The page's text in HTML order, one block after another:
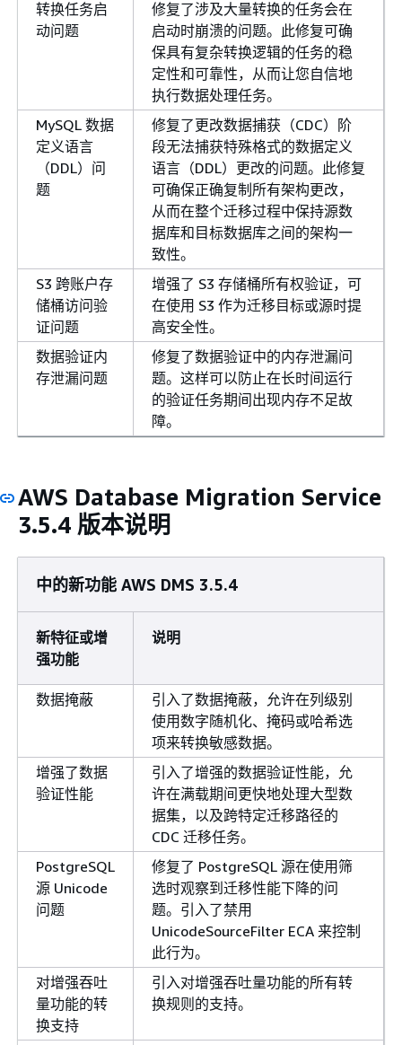
转换任务启
动问题
修复了涉及大量转换的任务会在
启动时崩溃的问题。此修复可确
保具有复杂转换逻辑的任务的稳
定性和可靠性，从而让您自信地
执行数据处理任务。
MySQL 数据
定义语言
（DDL）问
题
修复了更改数据捕获（CDC）阶
段无法捕获特殊格式的数据定义
语言（DDL）更改的问题。此修复
可确保正确复制所有架构更改，
从而在整个迁移过程中保持源数
据库和目标数据库之间的架构一
致性。
S3 跨账户存
储桶访问验
证问题
增强了 S3 存储桶所有权验证，可
在使用 S3 作为迁移目标或源时提
高安全性。
数据验证内
存泄漏问题
修复了数据验证中的内存泄漏问
题。这样可以防止在长时间运行
的验证任务期间出现内存不足故
障。
AWS Database Migration Service
3.5.4 版本说明
中的新功能 AWS DMS 3.5.4
新特征或增
强功能
说明
数据掩蔽
引入了数据掩蔽，允许在列级别
使用数字随机化、掩码或哈希选
项来转换敏感数据。
增强了数据
验证性能
引入了增强的数据验证性能，允
许在满载期间更快地处理大型数
据集，以及跨特定迁移路径的
CDC 迁移任务。
PostgreSQL
源 Unicode
问题
修复了 PostgreSQL 源在使用筛
选时观察到迁移性能下降的问
题。引入了禁用
UnicodeSourceFilter ECA 来控制
此行为。
对增强吞吐
量功能的转
换支持
引入对增强吞吐量功能的所有转
换规则的支持。